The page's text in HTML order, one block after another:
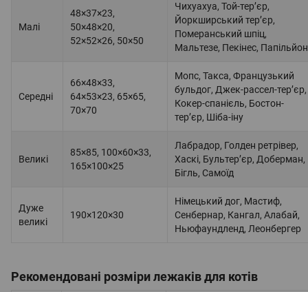
Малі
48×37×23,
50×48×20,
52×52×26, 50×50
Чихуахуа, Той-тер’єр,
Йоркширський тер’єр,
Померанський шпіц,
Мальтезе, Пекінес, Папільйон
Середні
66×48×33,
64×53×23, 65×65,
70×70
Мопс, Такса, Французький
бульдог, Джек-рассел-тер’єр,
Кокер-спанієль, Бостон-
тер’єр, Шіба-іну
Великі
85×85, 100×60×33,
165×100×25
Лабрадор, Голден ретрівер,
Хаскі, Бультер’єр, Доберман,
Бігль, Самоїд
Дуже
великі
190×120×30
Німецький дог, Мастиф,
Сенбернар, Кангал, Алабай,
Ньюфаундленд, Леонбергер
Рекомендовані розміри лежаків для котів